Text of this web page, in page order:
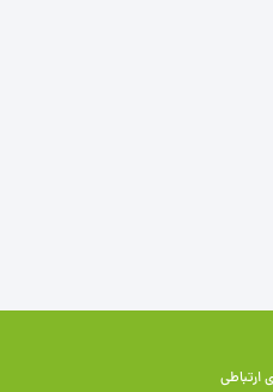
ارتباطی